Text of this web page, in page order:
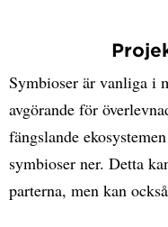
Symbioser är vanliga i
avgörande för
fängslande
symbioser ner. Detta
parterna, men kan